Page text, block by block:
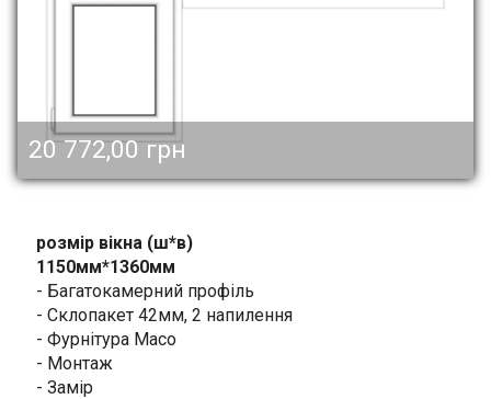
20 772,00 грн
розмір вікна (ш*в)
1150мм*1360мм
- Багатокамерний профіль
- Склопакет 42мм, 2 напилення
- Фурнітура Масо
- Монтаж
- Замір